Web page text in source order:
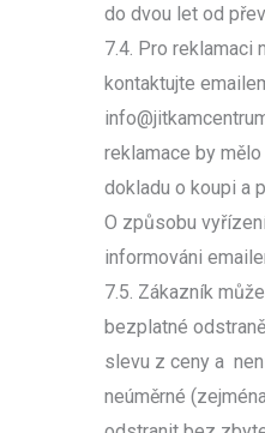
do dvou let od
7.4. Pro reklamaci
kontaktujte
reklamace by
dokladu o koupi a
O způsobu
informováni
7.5. Zákazník
bezplatné
slevu z ceny a
neúměrné